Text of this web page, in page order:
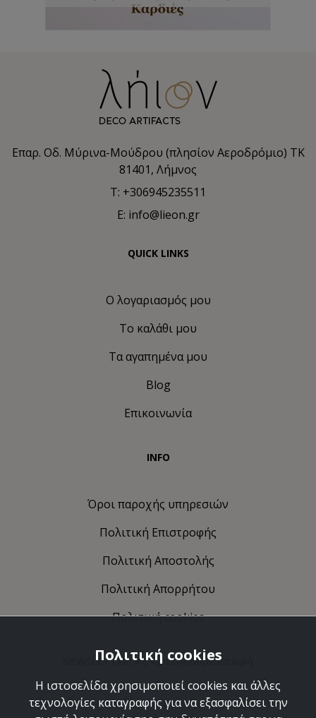
Επαρ. Οδ. Μύρινα-Μούδρου (πλησίον Αεροδρόμιο) TK
81401, Λήμνος
T: +306945235511
E: info@lieon.gr
QUICK LINKS
Ο λογαριασμός μου
Το καλάθι μου
Τα αγαπημένα μου
Blog
Επικοινωνία
INFO
Όροι παροχής υπηρεσιών
Πολιτική Eπιστροφής
Πολιτική Αποστολής
Πολιτική Απορρήτου
Πολιτική cookies
NEWSLETTER: Ας κρατήσουμε επαφή
Ανακαλύψτε τις δημιουργίες μας και ελάτε να
Πολιτική cookies
Η ιστοσελίδα χρησιμοποιεί cookies και άλλες
τεχνολογίες καταγραφής για να εξασφαλίσει την